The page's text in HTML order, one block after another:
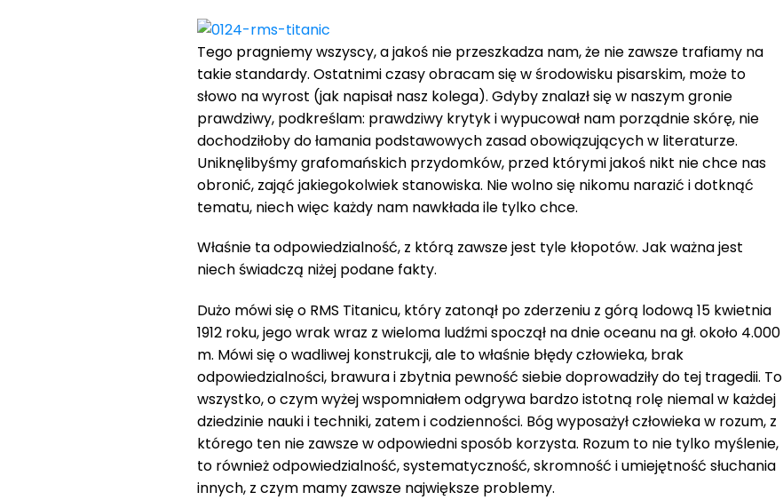
Tego pragniemy wszyscy, a jakoś nie przeszkadza nam, że nie zawsze trafiamy na
takie standardy. Ostatnimi czasy obracam się w środowisku pisarskim, może to
słowo na wyrost (jak napisał nasz kolega). Gdyby znalazł się w naszym gronie
prawdziwy, podkreślam: prawdziwy krytyk i wypucował nam porządnie skórę, nie
dochodziłoby do łamania podstawowych zasad obowiązujących w literaturze.
Uniknęlibyśmy grafomańskich przydomków, przed którymi jakoś nikt nie chce nas
obronić, zająć jakiegokolwiek stanowiska. Nie wolno się nikomu narazić i dotknąć
tematu, niech więc każdy nam nawkłada ile tylko chce.
Właśnie ta odpowiedzialność, z którą zawsze jest tyle kłopotów. Jak ważna jest
niech świadczą niżej podane fakty.
Dużo mówi się o RMS Titanicu, który zatonął po zderzeniu z górą lodową 15 kwietnia
1912 roku, jego wrak wraz z wieloma ludźmi spoczął na dnie oceanu na gł. około 4.000
m. Mówi się o wadliwej konstrukcji, ale to właśnie błędy człowieka, brak
odpowiedzialności, brawura i zbytnia pewność siebie doprowadziły do tej tragedii. To
wszystko, o czym wyżej wspomniałem odgrywa bardzo istotną rolę niemal w każdej
dziedzinie nauki i techniki, zatem i codzienności. Bóg wyposażył człowieka w rozum, z
którego ten nie zawsze w odpowiedni sposób korzysta. Rozum to nie tylko myślenie,
to również odpowiedzialność, systematyczność, skromność i umiejętność słuchania
innych, z czym mamy zawsze największe problemy.